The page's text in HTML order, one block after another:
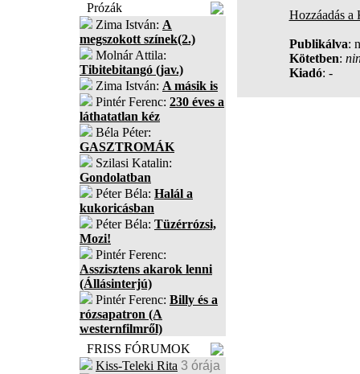
Prózák
Zima István: A
megszokott színek(2.)
Molnár Attila:
Tibitebitangó (jav.)
Zima István: A másik is
Pintér Ferenc: 230 éves a
láthatatlan kéz
Béla Péter:
GASZTROMÁK
Szilasi Katalin:
Gondolatban
Péter Béla: Halál a
kukoricásban
Péter Béla: Tüzérrózsi,
Mozi!
Pintér Ferenc:
Asszisztens akarok lenni
(Állásinterjú)
Pintér Ferenc: Billy és a
rózsapatron (A
westernfilmről)
FRISS FÓRUMOK
Kiss-Teleki Rita 3 órája
Hozzáadás
Publikálva:
Kötetben:
Kiadó: -